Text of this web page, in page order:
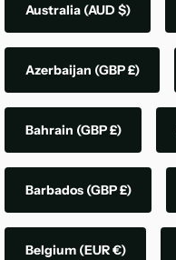
Australia (AUD $)
Azerbaijan (GBP £)
Bahrain (GBP £)
Barbados (GBP £)
Belgium (EUR €)